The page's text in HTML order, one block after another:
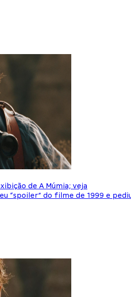
de A Múmia; veja
“spoiler” do filme de 1999 e